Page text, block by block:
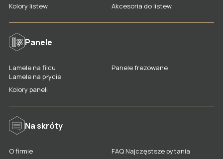
Kolory wykończeń drzwi
Rodzaje i kolory szkła
Akcesoria do drzwi
Gdzie kupić drzwi LAGRUS?
Kolory listew
Akcesoria do listew
Panele
Lamele na filcu
Lamele na płycie
Panele frezowane
Kolory paneli
Na skróty
O firmie
FAQ Najczęstsze pytania